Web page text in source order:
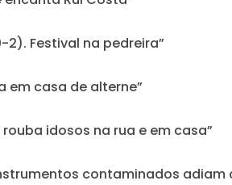
2). Festival na pedreira”
em casa de alterne”
rouba idosos na rua e em casa”
contaminados adiam